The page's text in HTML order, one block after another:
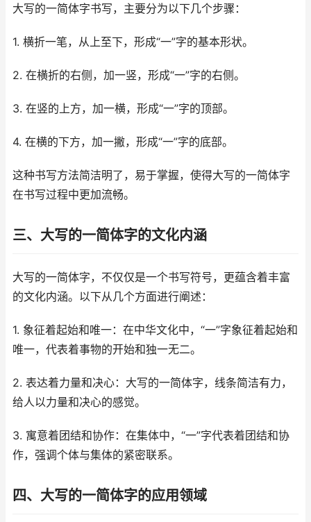
大写的一简体字书写，主要分为以下几个步骤：
1. 横折一笔，从上至下，形成“一”字的基本形状。
2. 在横折的右侧，加一竖，形成“一”字的右侧。
3. 在竖的上方，加一横，形成“一”字的顶部。
4. 在横的下方，加一撇，形成“一”字的底部。
这种书写方法简洁明了，易于掌握，使得大写的一简体字
在书写过程中更加流畅。
三、大写的一简体字的文化内涵
大写的一简体字，不仅仅是一个书写符号，更蕴含着丰富
的文化内涵。以下从几个方面进行阐述：
1. 象征着起始和唯一：在中华文化中，“一”字象征着起始和
唯一，代表着事物的开始和独一无二。
2. 表达着力量和决心：大写的一简体字，线条简洁有力，
给人以力量和决心的感觉。
3. 寓意着团结和协作：在集体中，“一”字代表着团结和协
作，强调个体与集体的紧密联系。
四、大写的一简体字的应用领域